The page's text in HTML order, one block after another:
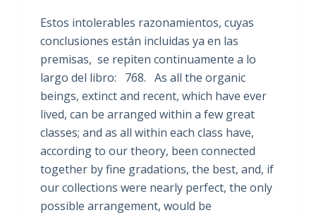
Estos intolerables razonamientos, cuyas
conclusiones están incluidas ya en las
premisas, se repiten continuamente a lo
largo del libro: 768. As all the organic
beings, extinct and recent, which have ever
lived, can be arranged within a few great
classes; and as all within each class have,
according to our theory, been connected
together by fine gradations, the best, and, if
our collections were nearly perfect, the only
possible arrangement, would be